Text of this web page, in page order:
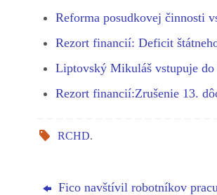
Reforma posudkovej činnosti
Rezort financií: Deficit
Liptovský Mikuláš vstupuje
Rezort financií:Zrušenie 13.
RCHD.
Fico navštívil robotníkov